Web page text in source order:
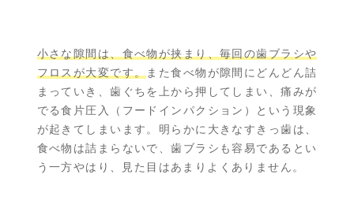
小さな隙間は、食べ物が挟まり、毎回の歯ブラシや
フロスが大変です。また食べ物が隙間にどんどん詰
まっていき、歯ぐちを上から押してしまい、痛みが
でる食片圧入（フードインパクション）という現象
が起きてしまいます。明らかに大きなすきっ歯は、
食べ物は詰まらないで、歯ブラシも容易であるとい
う一方やはり、見た目はあまりよくありません。